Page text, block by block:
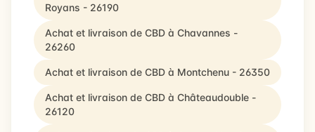
Royans - 26190
Achat et livraison de CBD à Chavannes -
26260
Achat et livraison de CBD à Montchenu - 26350
Achat et livraison de CBD à Châteaudouble -
26120